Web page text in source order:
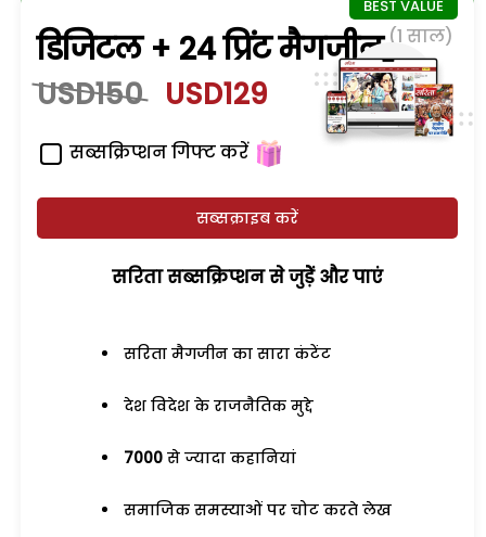
डिजिटल + 24 प्रिंट मैगजीन (1 साल)
USD150 USD129
सब्सक्रिप्शन गिफ्ट करें
सब्सक्राइब करें
सरिता सब्सक्रिप्शन से जुड़ेें और पाएं
सरिता मैगजीन का सारा कंटेंट
देश विदेश के राजनैतिक मुद्दे
7000 से ज्यादा कहानियां
समाजिक समस्याओं पर चोट करते लेख